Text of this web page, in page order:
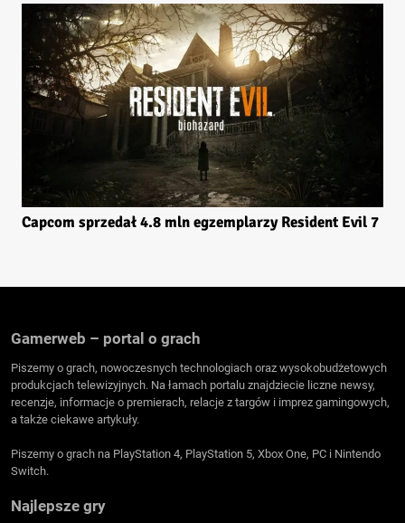
Capcom sprzedał 4.8 mln egzemplarzy Resident Evil 7
Gamerweb – portal o grach
Piszemy o grach, nowoczesnych technologiach oraz wysokobudżetowych
produkcjach telewizyjnych. Na łamach portalu znajdziecie liczne newsy,
recenzje, informacje o premierach, relacje z targów i imprez gamingowych,
a także ciekawe artykuły.
Piszemy o grach na PlayStation 4, PlayStation 5, Xbox One, PC i Nintendo
Switch.
Najlepsze gry